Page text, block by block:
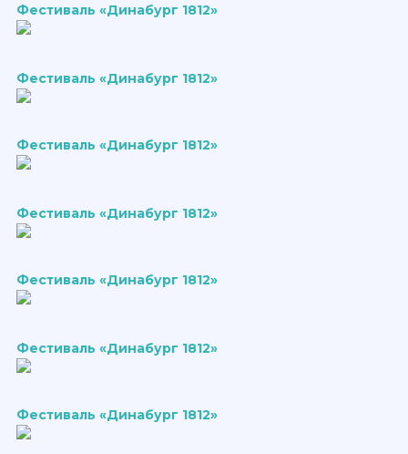
Фестиваль «Динабург 1812»
Фестиваль «Динабург 1812»
Фестиваль «Динабург 1812»
Фестиваль «Динабург 1812»
Фестиваль «Динабург 1812»
Фестиваль «Динабург 1812»
Фестиваль «Динабург 1812»